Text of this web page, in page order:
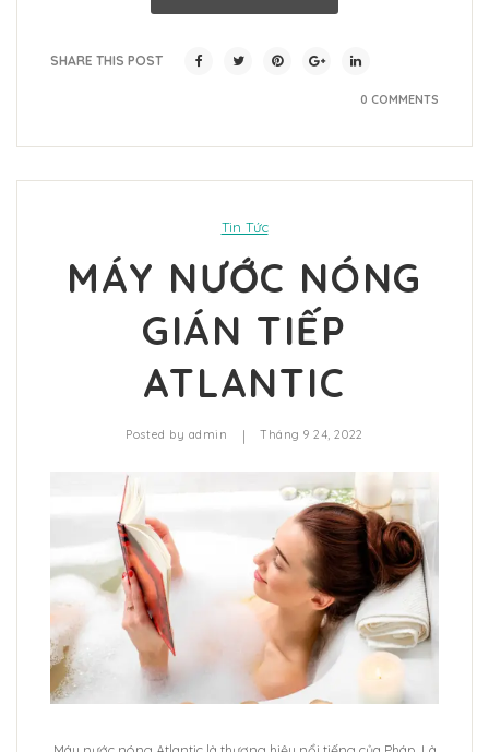
SHARE THIS POST
0 COMMENTS
Tin Tức
MÁY NƯỚC NÓNG
GIÁN TIẾP
ATLANTIC
Posted by admin | Tháng 9 24, 2022